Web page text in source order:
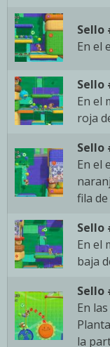
Sello
En el
Sello
En el
roja
Sello
En el
fila
Sello
En el
baja
Sello
En
la